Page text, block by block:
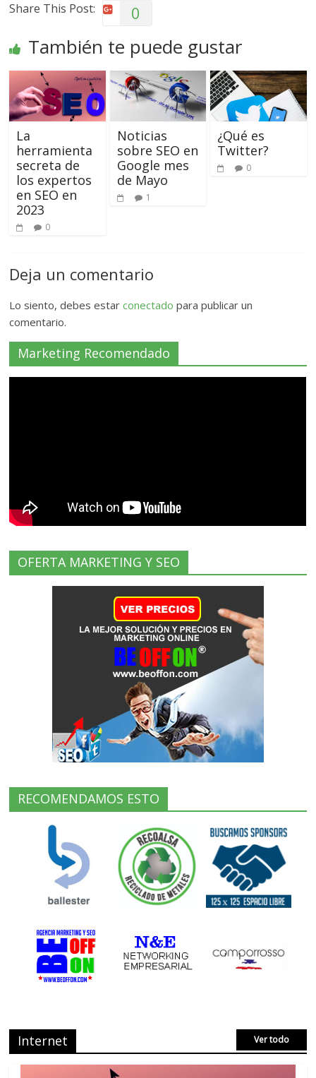
Share This Post: 0
También te puede gustar
La
herramienta
secreta de
los expertos
en SEO en
2023
0
Noticias
sobre SEO en
Google mes
de Mayo
1
¿Qué es
Twitter?
0
Deja un comentario
Lo siento, debes estarconectado para publicar un
comentario.
Marketing Recomendado
OFERTA MARKETING Y SEO
RECOMENDAMOS ESTO
Internet Ver todo